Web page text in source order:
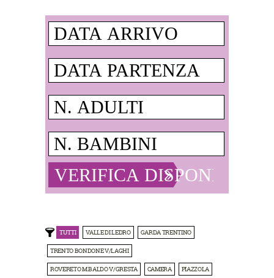
TUTTI VALLE DI LEDRO GARDA TRENTINO
TRENTO BONDONE V/LAGHI
ROVERETO M.BALDO V/GRESTA CAMERA PIAZZOLA